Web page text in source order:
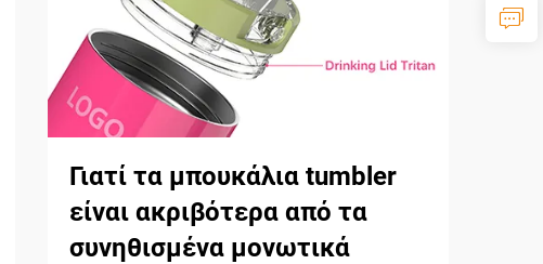
Γιατί τα μπουκάλια tumbler
είναι ακριβότερα από τα
συνηθισμένα μονωτικά